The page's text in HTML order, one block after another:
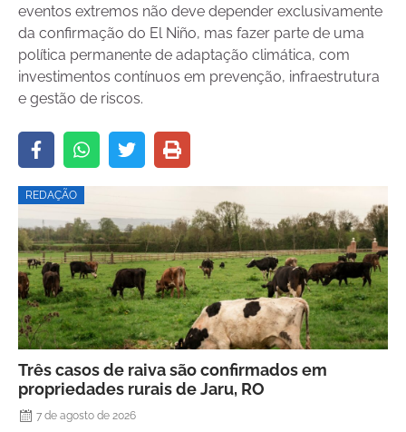
eventos extremos não deve depender exclusivamente
da confirmação do El Niño, mas fazer parte de uma
política permanente de adaptação climática, com
investimentos contínuos em prevenção, infraestrutura
e gestão de riscos.
REDAÇÃO
Três casos de raiva são confirmados em
propriedades rurais de Jaru, RO
7 de agosto de 2026